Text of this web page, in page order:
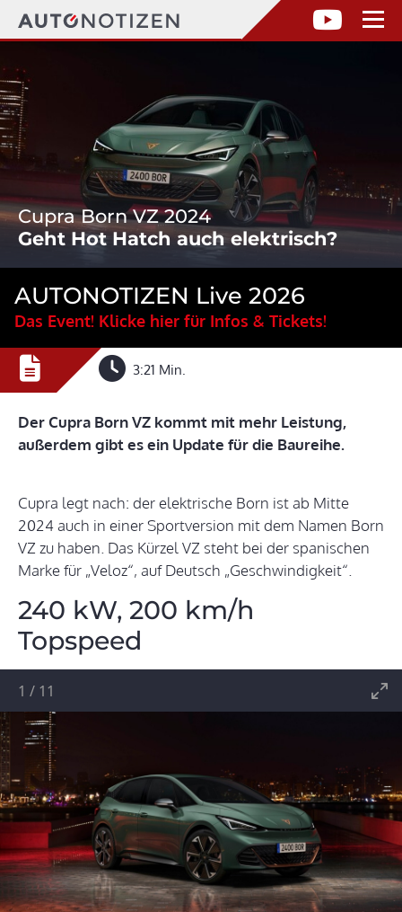
Cupra Born VZ 2024
Geht Hot Hatch auch elektrisch?
AUTONOTIZEN Live 2026
Das Event! Klicke hier für Infos & Tickets!
3:21 Min.
Der Cupra Born VZ kommt mit mehr Leistung,
außerdem gibt es ein Update für die Baureihe.
Cupra legt nach: der elektrische Born ist ab Mitte
2024 auch in einer Sportversion mit dem Namen Born
VZ zu haben. Das Kürzel VZ steht bei der spanischen
Marke für „Veloz“, auf Deutsch „Geschwindigkeit“.
240 kW, 200 km/h
Topspeed
1 / 11